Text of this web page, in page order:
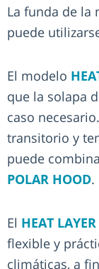
La funda de la
puede
El modelo
que la solapa
caso
transitorio y
puede
POLAR HOOD.
El HEAT
flexible y
climáticas, a